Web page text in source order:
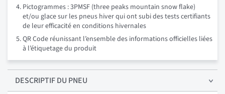
Pictogrammes : 3PMSF (three peaks mountain snow flake)
et/ou glace sur les pneus hiver qui ont subi des tests certifiants
de leur efficacité en conditions hivernales
QR Code réunissant l’ensemble des informations officielles liées
à l’étiquetage du produit
DESCRIPTIFDU PNEU